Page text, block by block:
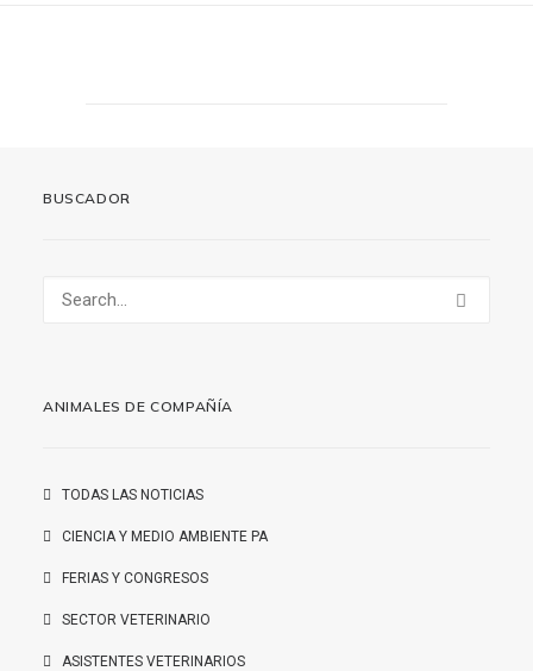
BUSCADOR
ANIMALES DE COMPAÑÍA
TODAS LAS NOTICIAS
CIENCIA Y MEDIO AMBIENTE PA
FERIAS Y CONGRESOS
SECTOR VETERINARIO
ASISTENTES VETERINARIOS